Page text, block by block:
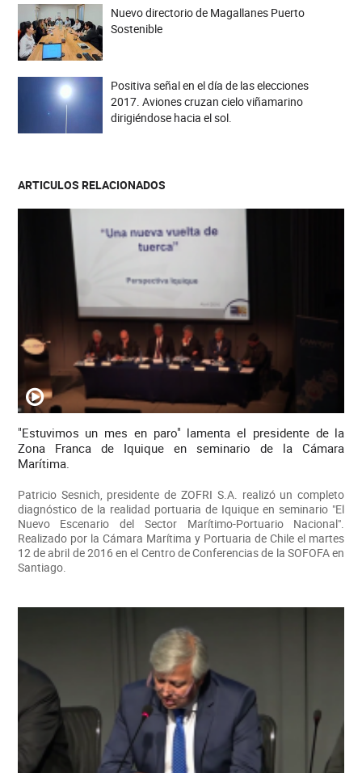
Nuevo directorio de Magallanes Puerto
Sostenible
Positiva señal en el día de las elecciones
2017. Aviones cruzan cielo viñamarino
dirigiéndose hacia el sol.
ARTICULOS RELACIONADOS
"Estuvimos un mes en paro" lamenta el presidente de la
Zona Franca de Iquique en seminario de la Cámara
Marítima.
Patricio Sesnich, presidente de ZOFRI S.A. realizó un completo
diagnóstico de la realidad portuaria de Iquique en seminario "El
Nuevo Escenario del Sector Marítimo-Portuario Nacional".
Realizado por la Cámara Marítima y Portuaria de Chile el martes
12 de abril de 2016 en el Centro de Conferencias de la SOFOFA en
Santiago.